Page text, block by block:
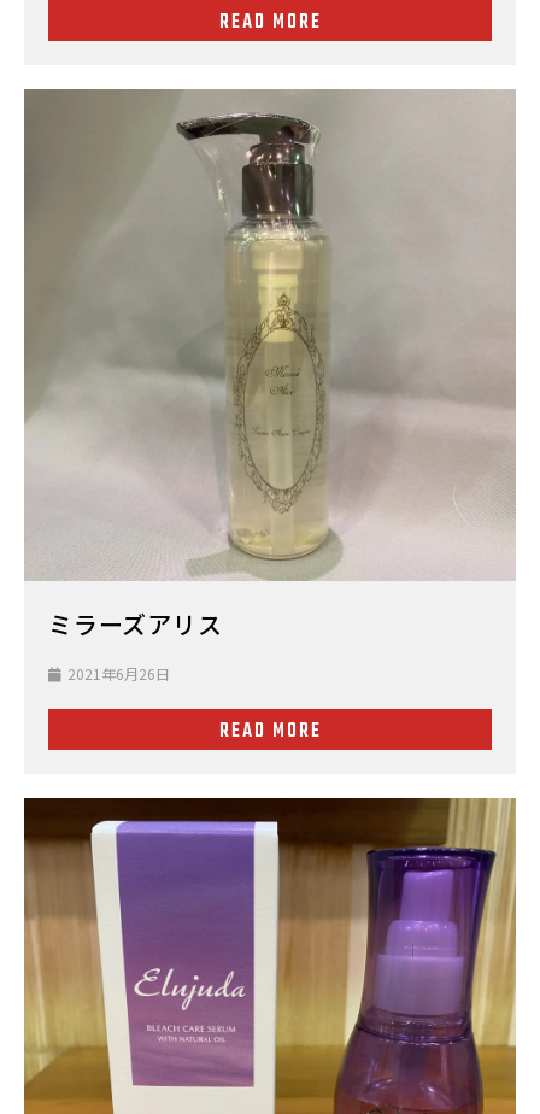
READ MORE
ミラーズアリス
2021年6月26日
READ MORE